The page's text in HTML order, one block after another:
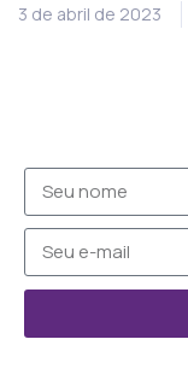
3 de abril de 2023